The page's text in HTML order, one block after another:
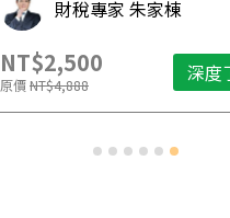
財稅專家 朱家棟
NT$2,500
原價NT$4,888 深度